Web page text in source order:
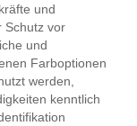
und
Schutz vor
und
Farboptionen
werden,
kenntlich